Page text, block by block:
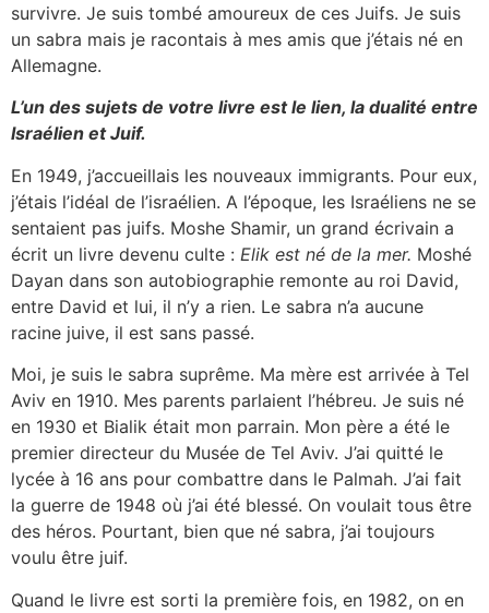
survivre. Je suis tombé amoureux de ces Juifs. Je suis
un sabra mais je racontais à mes amis que j’étais né en
Allemagne.
L’un des sujets de votre livre est le lien, la dualité entre
Israélien et Juif.
En 1949, j’accueillais les nouveaux immigrants. Pour eux,
j’étais l’idéal de l’israélien. A l’époque, les Israéliens ne se
sentaient pas juifs. Moshe Shamir, un grand écrivain a
écrit un livre devenu culte : Elik est né de la mer. Moshé
Dayan dans son autobiographie remonte au roi David,
entre David et lui, il n’y a rien. Le sabra n’a aucune
racine juive, il est sans passé.
Moi, je suis le sabra suprême. Ma mère est arrivée à Tel
Aviv en 1910. Mes parents parlaient l’hébreu. Je suis né
en 1930 et Bialik était mon parrain. Mon père a été le
premier directeur du Musée de Tel Aviv. J’ai quitté le
lycée à 16 ans pour combattre dans le Palmah. J’ai fait
la guerre de 1948 où j’ai été blessé. On voulait tous être
des héros. Pourtant, bien que né sabra, j’ai toujours
voulu être juif.
Quand le livre est sorti la première fois, en 1982, on en